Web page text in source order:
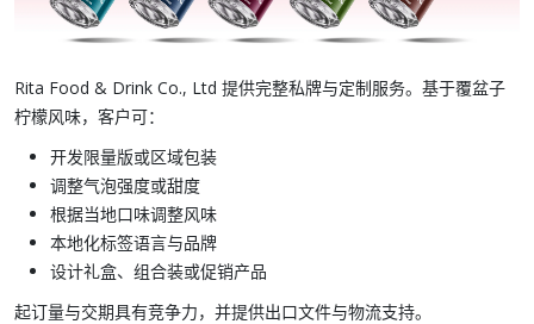
Rita Food & Drink Co., Ltd 提供完整私牌与定制服务。基于覆盆子
柠檬风味，客户可：
开发限量版或区域包装
调整气泡强度或甜度
根据当地口味调整风味
本地化标签语言与品牌
设计礼盒、组合装或促销产品
起订量与交期具有竞争力，并提供出口文件与物流支持。